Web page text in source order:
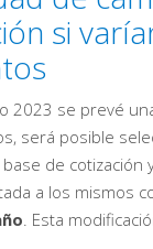
si
2023 se prevé
será posible
de cotización
a los mismos
. Esta